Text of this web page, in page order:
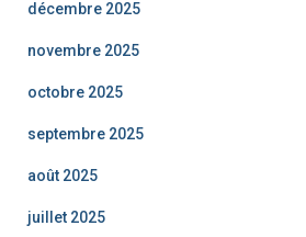
décembre 2025
novembre 2025
octobre 2025
septembre 2025
août 2025
juillet 2025